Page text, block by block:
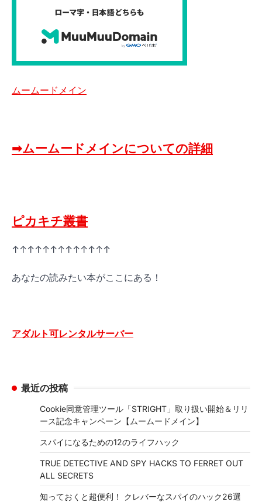
ムームードメイン
➡ムームードメインについての詳細
ピカキチ叢書
↑↑↑↑↑↑↑↑↑↑↑↑↑
あなたの読みたい本がここにある！
アダルト可レンタルサーバー
最近の投稿
Cookie同意管理ツール「STRIGHT」取り扱い開始＆リリ
ース記念キャンペーン【ムームードメイン】
スパイになるための12のライフハック
TRUE DETECTIVE AND SPY HACKS TO FERRET OUT
ALL SECRETS
知っておくと超便利！ クレバーなスパイのハック26選